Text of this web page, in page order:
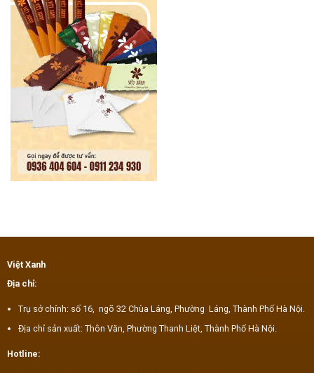
Việt Xanh
Địa chỉ:
Trụ sở chính: số 16, ngõ 32 Chùa Láng, Phường Láng, Thành Phố Hà Nội.
Địa chỉ sản xuất: Thôn Văn, Phường Thanh Liệt, Thành Phố Hà Nội.
Hotline: